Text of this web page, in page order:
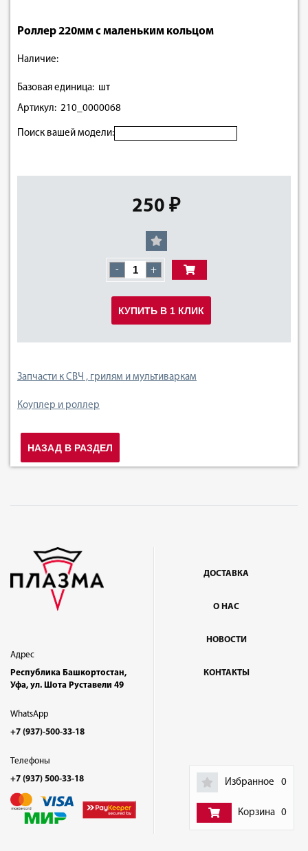
Избранное 0
Корзина 0
Роллер 220мм с маленьким кольцом
Наличие:
Базовая единица: шт
Артикул: 210_0000068
Поиск вашей модели:
250 ₽
- +
КУПИТЬ В 1 КЛИК
Запчасти к СВЧ , грилям и мультиваркам
Коуплер и роллер
НАЗАД В РАЗДЕЛ
Адрес
Республика Башкортостан,
Уфа, ул. Шота Руставели 49
WhatsApp
+7 (937)-500-33-18
Телефоны
+7 (937) 500-33-18
ДОСТАВКА
О НАС
НОВОСТИ
КОНТАКТЫ